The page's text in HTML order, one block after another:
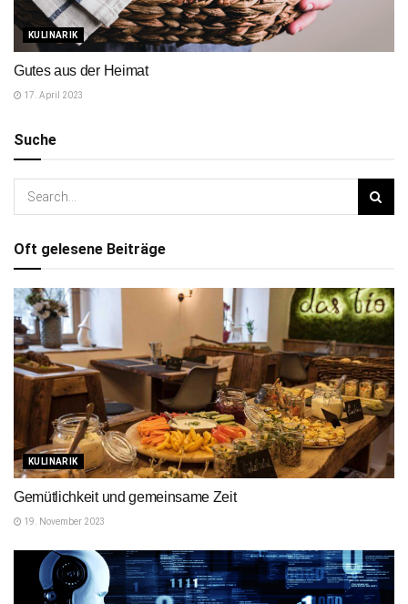
KULINARIK
Gutes aus der Heimat
17. April 2023
Suche
Oft gelesene Beiträge
KULINARIK
Gemütlichkeit und gemeinsame Zeit
19. November 2023